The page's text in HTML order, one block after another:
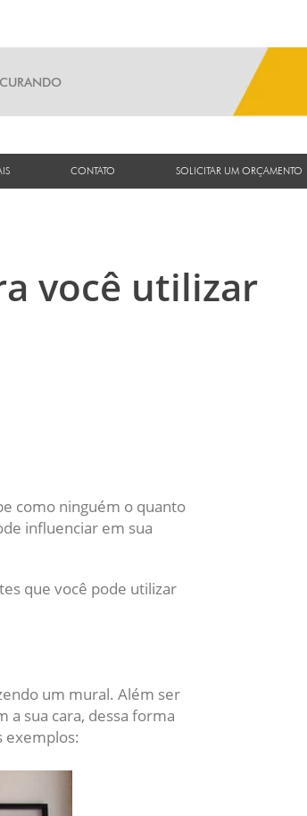
CONTATO SOLICITAR UM ORÇAMENTO
você utilizar
como ninguém o quanto
influenciar em sua
que você pode utilizar
um mural. Além ser
a sua cara, dessa forma
exemplos: